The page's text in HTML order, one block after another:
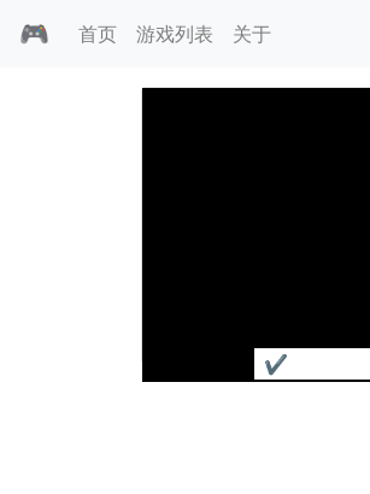
🎮 首页 游戏列表 关于
✔